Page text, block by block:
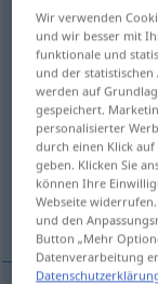
bündelnv/t
Übersicht
(Für mehr Details
atar, hacer
agrupar
reunir
Wir verwenden
und wir besser mit
funktionale und
und der
werden auf
gespeichert.
personalisierter
durch einen Klick
geben. Klicken Sie
können Ihre
Webseite
und den
Button „Mehr
Datenverarbeitung